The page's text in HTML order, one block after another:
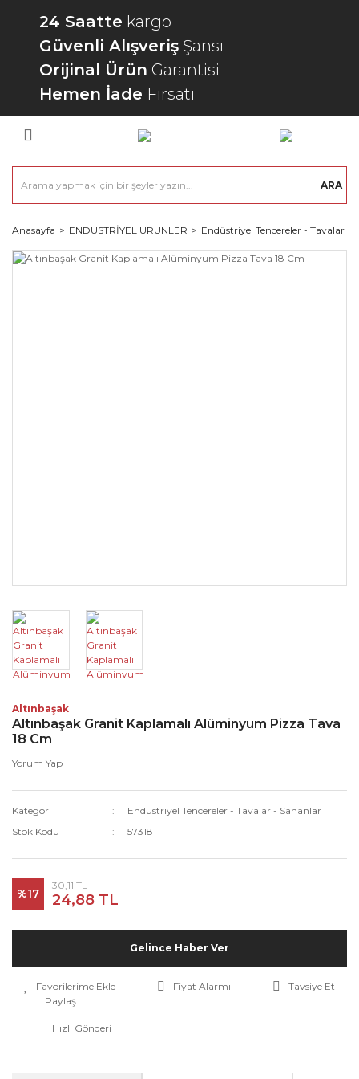
24 Saatte kargo
Güvenli Alışveriş Şansı
Orijinal Ürün Garantisi
Hemen İade Fırsatı
ARA
Anasayfa ENDÜSTRİYEL ÜRÜNLER Endüstriyel Tencereler - Tavalar -
Altınbaşak
Altınbaşak Granit Kaplamalı Alüminyum Pizza Tava
18 Cm
Yorum Yap
Kategori
Endüstriyel Tencereler - Tavalar - Sahanlar
Stok Kodu
57318
%17
30,11 TL
24,88 TL
Gelince Haber Ver
Fiyat Alarmı
Tavsiye Et
Paylaş
Hızlı Gönderi